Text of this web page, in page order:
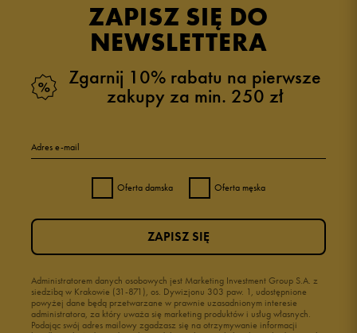
zebranych i zweryfikowanych przez
4 4%
1 0%
ZAPISZ SIĘ DO
NEWSLETTERA
Zgarnij 10% rabatu na pierwsze
zakupy za min. 250 zł
Adres e-mail
Oferta damska Oferta męska
Administratorem danych osobowych jest Marketing Investment Group S.A. z
siedzibą w Krakowie (31-871), os. Dywizjonu 303 paw. 1, udostępnione
powyżej dane będą przetwarzane w prawnie uzasadnionym interesie
administratora, za który uważa się marketing produktów i usług własnych.
Podając swój adres mailowy zgadzasz się na otrzymywanie informacji
ZAPISZ SIĘ